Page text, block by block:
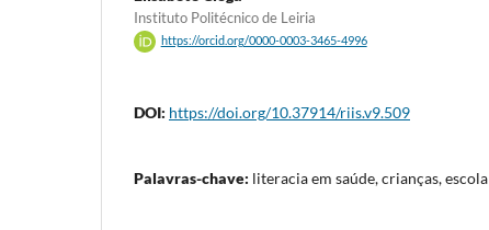
Instituto Politécnico de Leiria
https://orcid.org/0000-0003-3465-4996
DOI: https://doi.org/10.37914/riis.v9.509
Palavras-chave: literacia em saúde, crianças, escola